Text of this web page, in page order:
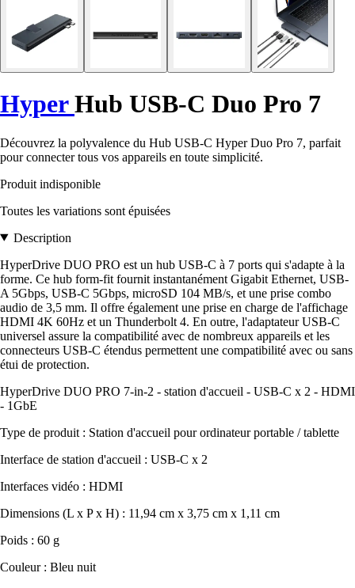
HyperHub USB-C Duo Pro 7
Découvrez la polyvalence du Hub USB-C Hyper Duo Pro 7, parfait
pour connecter tous vos appareils en toute simplicité.
Produit indisponible
Toutes les variations sont épuisées
Description
HyperDrive DUO PRO est un hub USB-C à 7 ports qui s'adapte à la
forme. Ce hub form-fit fournit instantanément Gigabit Ethernet, USB-
A 5Gbps, USB-C 5Gbps, microSD 104 MB/s, et une prise combo
audio de 3,5 mm. Il offre également une prise en charge de l'affichage
HDMI 4K 60Hz et un Thunderbolt 4. En outre, l'adaptateur USB-C
universel assure la compatibilité avec de nombreux appareils et les
connecteurs USB-C étendus permettent une compatibilité avec ou sans
étui de protection.
HyperDrive DUO PRO 7-in-2 - station d'accueil - USB-C x 2 - HDMI
- 1GbE
Type de produit : Station d'accueil pour ordinateur portable / tablette
Interface de station d'accueil : USB-C x 2
Interfaces vidéo : HDMI
Dimensions (L x P x H) : 11,94 cm x 3,75 cm x 1,11 cm
Poids : 60 g
Couleur : Bleu nuit